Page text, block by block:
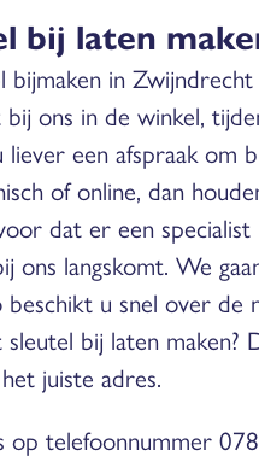
bij laten
bijmaken in Zwijndrecht
ons in de winkel,
een afspraak om
of online, dan
dat er een specialist
ons langskomt. We
u snel over de
bij laten maken?
juiste adres.
op telefoonnummer